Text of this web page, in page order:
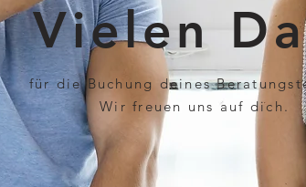
Vielen
für die Buchung deines
Wir freuen uns auf dich.